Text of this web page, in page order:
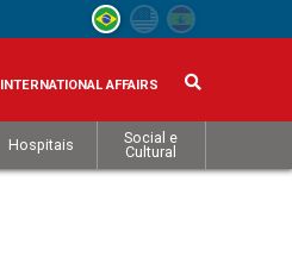
INTERNATIONAL AFFAIRS
Hospitais
Social e
Cultural